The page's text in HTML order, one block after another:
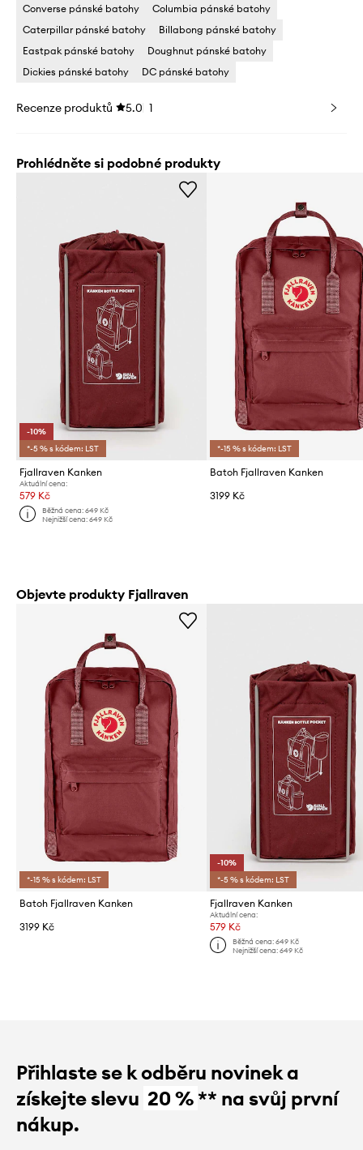
Converse pánské batohy
Columbia pánské batohy
Caterpillar pánské batohy
Billabong pánské batohy
Eastpak pánské batohy
Doughnut pánské batohy
Dickies pánské batohy
DC pánské batohy
Recenze produktů 5.0 1
Prohlédněte si podobné produkty
-10%
*-5 % s kódem: LST
Fjallraven Kanken
Aktuální cena:
579 Kč
Běžná cena:649 Kč
Nejnižší cena:649 Kč
*-15 % s kódem: LST
Batoh Fjallraven Kanken
3199 Kč
Objevte produkty Fjallraven
*-15 % s kódem: LST
Batoh Fjallraven Kanken
3199 Kč
-10%
*-5 % s kódem: LST
Fjallraven Kanken
Aktuální cena:
579 Kč
Běžná cena: 649 Kč
Nejnižší cena: 649 Kč
Přihlaste se k odběru novinek a
získejte slevu 20 %** na svůj první
nákup.